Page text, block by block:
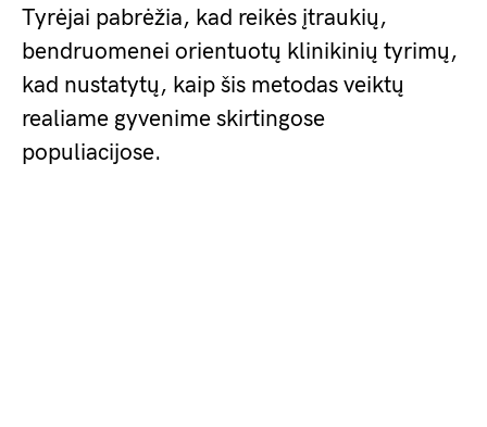
Tyrėjai pabrėžia, kad reikės įtraukių,
bendruomenei orientuotų klinikinių tyrimų,
kad nustatytų, kaip šis metodas veiktų
realiame gyvenime skirtingose
populiacijose.